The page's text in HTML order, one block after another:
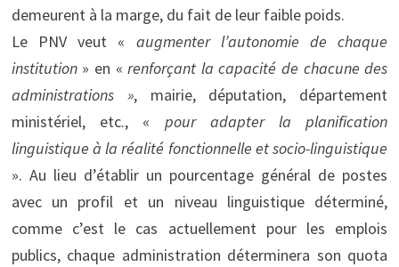
demeurent à la marge, du fait de leur faible poids.
Le PNV veut « augmenter l’autonomie de chaque
institution» en «renforçant la capacité de chacune des
administrations », mairie, députation, département
ministériel, etc., « pour adapter la planification
linguistique à la réalité fonctionnelle et socio-linguistique
». Au lieu d’établir un pourcentage général de postes
avec un profil et un niveau linguistique déterminé,
comme c’est le cas actuellement pour les emplois
publics, chaque administration déterminera son quota